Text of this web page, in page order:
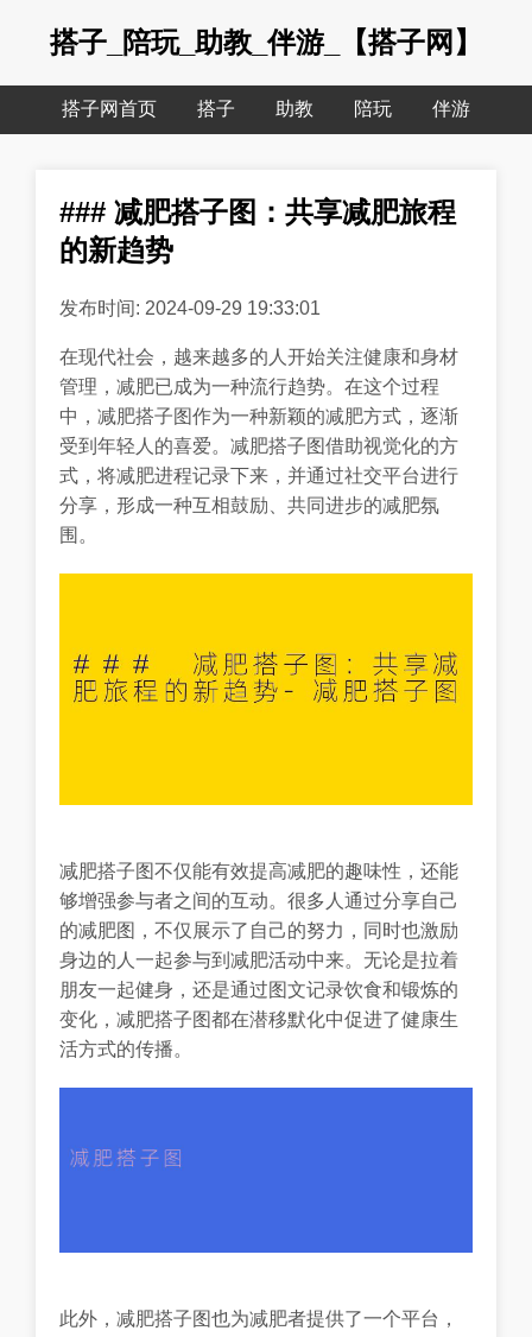
搭子_陪玩_助教_伴游_【搭子网】
搭子网首页 搭子 助教 陪玩 伴游
### 减肥搭子图：共享减肥旅程
的新趋势
发布时间: 2024-09-29 19:33:01
在现代社会，越来越多的人开始关注健康和身材
管理，减肥已成为一种流行趋势。在这个过程
中，减肥搭子图作为一种新颖的减肥方式，逐渐
受到年轻人的喜爱。减肥搭子图借助视觉化的方
式，将减肥进程记录下来，并通过社交平台进行
分享，形成一种互相鼓励、共同进步的减肥氛
围。
减肥搭子图不仅能有效提高减肥的趣味性，还能
够增强参与者之间的互动。很多人通过分享自己
的减肥图，不仅展示了自己的努力，同时也激励
身边的人一起参与到减肥活动中来。无论是拉着
朋友一起健身，还是通过图文记录饮食和锻炼的
变化，减肥搭子图都在潜移默化中促进了健康生
活方式的传播。
此外，减肥搭子图也为减肥者提供了一个平台，